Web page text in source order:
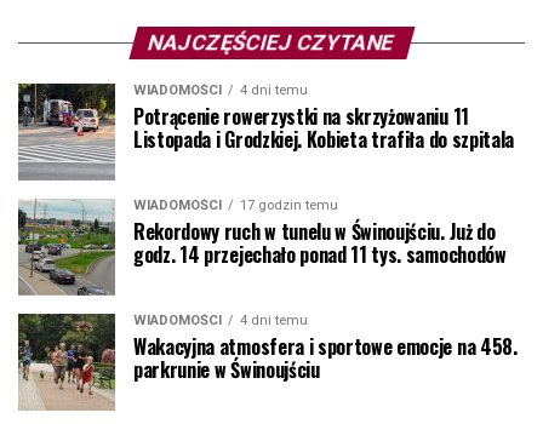
NAJCZĘŚCIEJ CZYTANE
WIADOMOŚCI 4 dni temu
Potrącenie rowerzystki na skrzyżowaniu 11
Listopada i Grodzkiej. Kobieta trafiła do szpitala
WIADOMOŚCI 17 godzin temu
Rekordowy ruch w tunelu w Świnoujściu. Już do
godz. 14 przejechało ponad 11 tys. samochodów
WIADOMOŚCI 4 dni temu
Wakacyjna atmosfera i sportowe emocje na 458.
parkrunie w Świnoujściu